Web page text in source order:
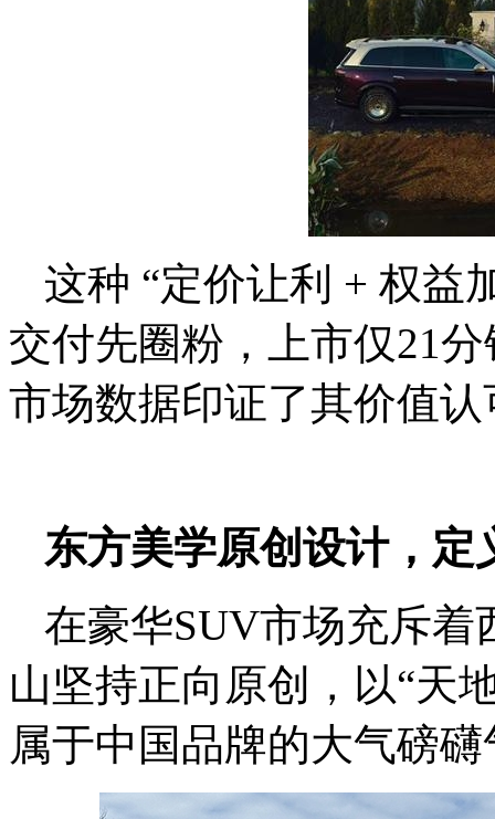
这种 “定价让利 + 权益
交付先圈粉，上市仅21
市场数据印证了其价值认
东方美学原创设计，定
在豪华SUV市场充斥
山坚持正向原创，以“天
属于中国品牌的大气磅